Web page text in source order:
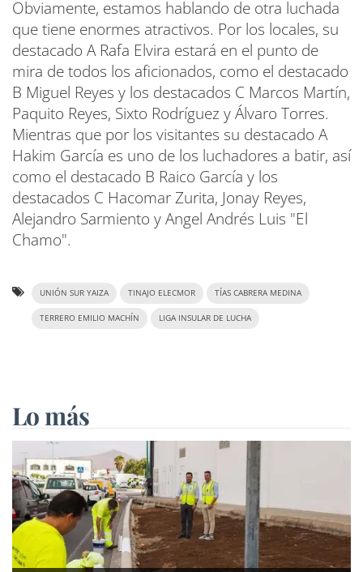
Obviamente, estamos hablando de otra luchada
que tiene enormes atractivos. Por los locales, su
destacado A Rafa Elvira estará en el punto de
mira de todos los aficionados, como el destacado
B Miguel Reyes y los destacados C Marcos Martín,
Paquito Reyes, Sixto Rodríguez y Álvaro Torres.
Mientras que por los visitantes su destacado A
Hakim García es uno de los luchadores a batir, así
como el destacado B Raico García y los
destacados C Hacomar Zurita, Jonay Reyes,
Alejandro Sarmiento y Angel Andrés Luis "El
Chamo".
UNIÓN SUR YAIZA TINAJO ELECMOR TÍAS CABRERA MEDINA
TERRERO EMILIO MACHÍN LIGA INSULAR DE LUCHA
Lo más